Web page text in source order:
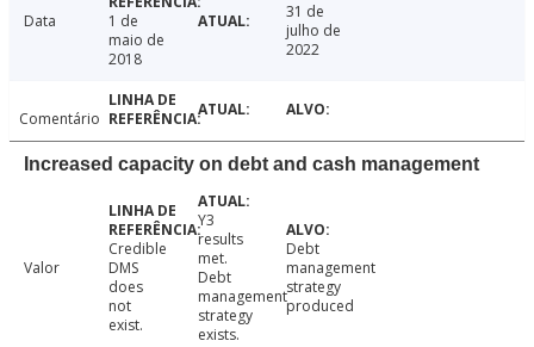
Data
1 de
maio de
2018
31 de
julho de
2022
Comentário
Increased capacity on debt and cash management
Valor
Credible
DMS
does
not
exist.
Y3
results
met.
Debt
management
strategy
exists.
Debt
management
strategy
produced